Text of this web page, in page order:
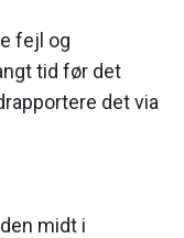
fejl og
tid før det
det via
midt i